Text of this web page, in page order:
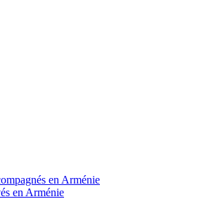
en Arménie
en Arménie